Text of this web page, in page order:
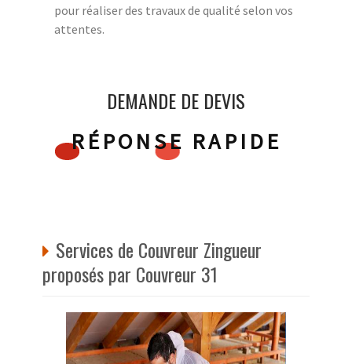
pour réaliser des travaux de qualité selon vos
attentes.
DEMANDE DE DEVIS
RÉPONSE RAPIDE
Services de Couvreur Zingueur
proposés par Couvreur 31